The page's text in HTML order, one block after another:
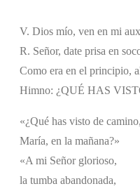
V. Dios mío, ven en mi
R. Señor, date prisa en
Como era en el principio,
Himno: ¿QUÉ HAS
«¿Qué has visto de camino,
María, en la mañana?»
«A mi Señor glorioso,
la tumba abandonada,